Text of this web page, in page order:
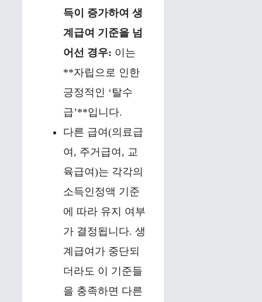
득이 증가하여 생
계급여 기준을 넘
어선 경우: 이는
**자립으로 인한
긍정적인 ‘탈수
급’**입니다.
다른 급여(의료급
여, 주거급여, 교
육급여)는 각각의
소득인정액 기준
에 따라 유지 여부
가 결정됩니다. 생
계급여가 중단되
더라도 이 기준들
을 충족하면 다른